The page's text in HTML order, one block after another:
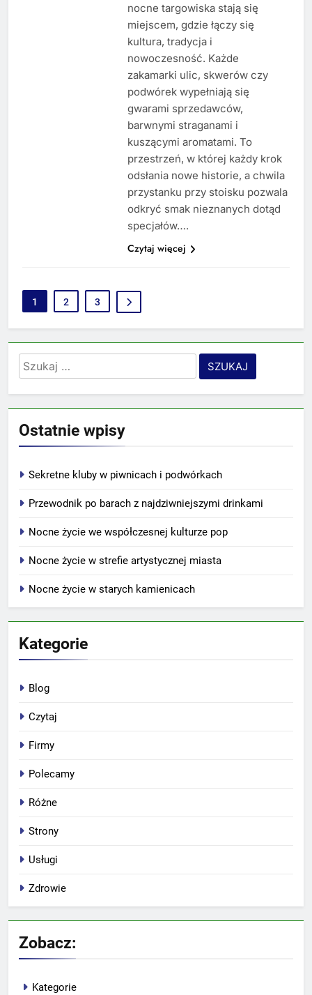
nocne targowiska stają się
miejscem, gdzie łączy się
kultura, tradycja i
nowoczesność. Każde
zakamarki ulic, skwerów czy
podwórek wypełniają się
gwarami sprzedawców,
barwnymi straganami i
kuszącymi aromatami. To
przestrzeń, w której każdy krok
odsłania nowe historie, a chwila
przystanku przy stoisku pozwala
odkryć smak nieznanych dotąd
specjałów….
Czytaj więcej
1 2 3
Szukaj:
Ostatnie wpisy
Sekretne kluby w piwnicach i podwórkach
Przewodnik po barach z najdziwniejszymi drinkami
Nocne życie we współczesnej kulturze pop
Nocne życie w strefie artystycznej miasta
Nocne życie w starych kamienicach
Kategorie
Blog
Czytaj
Firmy
Polecamy
Różne
Strony
Usługi
Zdrowie
Zobacz:
Kategorie